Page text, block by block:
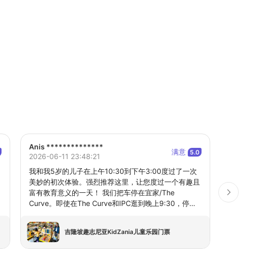
Anis **************
2026-06-11 23:48:21
满意 5.0
我和我5岁的儿子在上午10:30到下午3:00度过了一次
美妙的初次体验。强烈推荐这里，让您度过一个有趣且
富有教育意义的一天！ 我们把车停在宜家/The
Curve。即使在The Curve和IPC逛到晚上9:30，停车
值得。每完成一项工作可以赚取2个KidZos，付费游戏
可享受2个KidZo的折扣，还可以收集印章。 我的儿子
吉隆坡趣志尼亚KidZania儿童乐园门票
点钟第
20分钟
虎、白